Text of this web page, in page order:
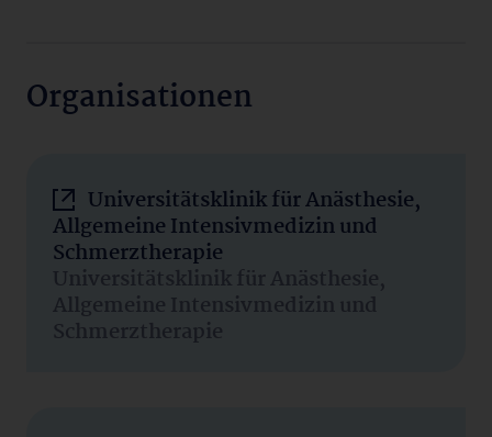
Organisationen
Universitätsklinik für Anästhesie,
Allgemeine Intensivmedizin und
Schmerztherapie
Universitätsklinik für Anästhesie,
Allgemeine Intensivmedizin und
Schmerztherapie